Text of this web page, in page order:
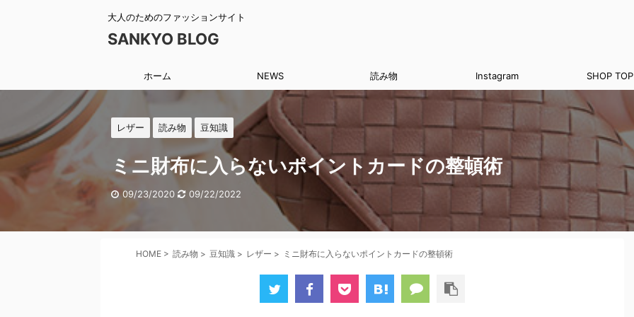
大人のためのファッションサイト
SANKYO BLOG
ホーム NEWS 読み物 Instagram SHOP TOP
レザー 読み物 豆知識
ミニ財布に入らないポイントカードの整頓術
09/23/2020 09/22/2022
HOME > 読み物 > 豆知識 > レザー > ミニ財布に入らないポイントカードの整頓術